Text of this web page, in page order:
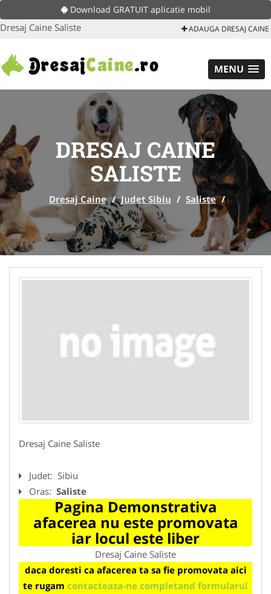
Download GRATUIT aplicatie mobil
Dresaj Caine Saliste ADAUGA DRESAJ CAINE
MENU
DRESAJ CAINE
SALISTE
Dresaj Caine / Judet Sibiu / Saliste /
Dresaj Caine Saliste
Judet: Sibiu
Oras: Saliste
Pagina Demonstrativa
afacerea nu este promovata
iar locul este liber
Dresaj Caine Saliste
daca doresti ca afacerea ta sa fie promovata aici
te rugam contacteaza-ne completand formularul